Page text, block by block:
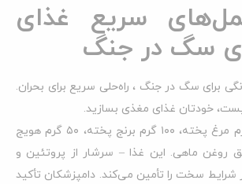
سریع غذای
سگ در جنگ
برای سگ در جنگ ، راه‌حلی سریع برای بحران.
خودتان غذای مغذی بسازید.
دستور ساده: ۲۰۰ گرم مرغ پخته، ۱۰۰ گرم برنج پخته، ۵۰ گرم هویج
روغن ماهی. این غذا – سرشار از پروتئین و
سخت را تأمین می‌کند. دامپزشکان تأکید